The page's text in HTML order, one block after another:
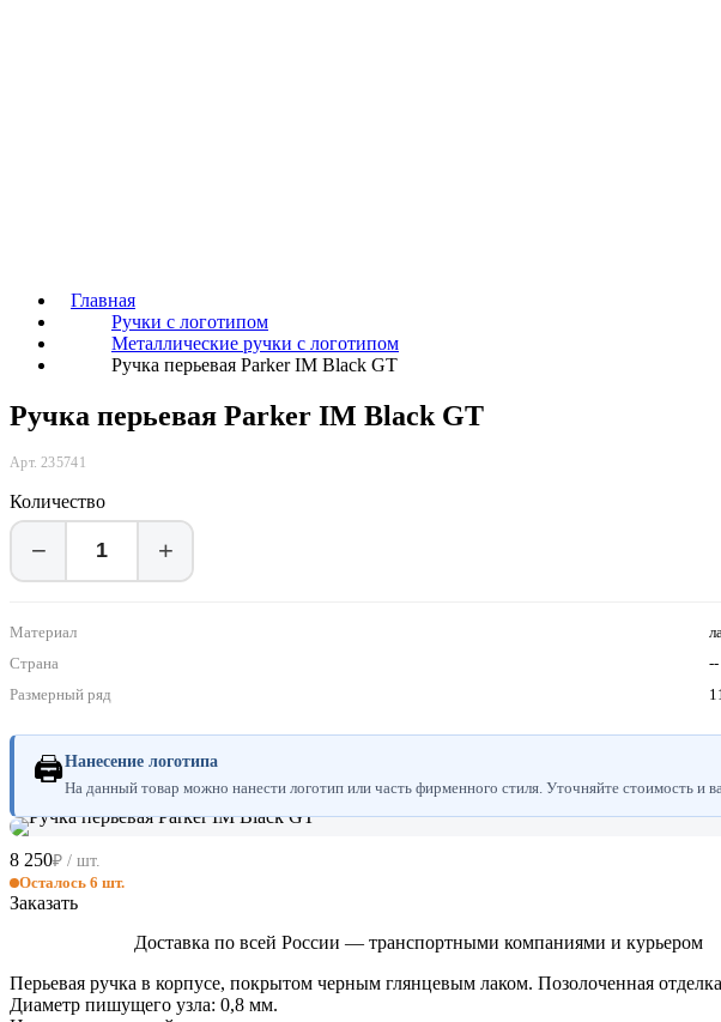
Главная
Ручки с логотипом
Металлические ручки с логотипом
Ручка перьевая Parker IM Black GT
Ручка перьевая Parker IM Black GT
Арт. 235741
Количество
− +
Материал
Страна
--
Размерный ряд
🖨Нанесение логотипа
На данный товар можно нанести логотип или часть фирменного стиля. Уточняйте стоимость и
8 250₽ / шт.
Осталось 6 шт.
Заказать
Доставка по всей России — транспортными компаниями и курьером
Перьевая ручка в корпусе, покрытом черным глянцевым лаком. Позолоченная
Диаметр пишущего узла: 0,8 мм.